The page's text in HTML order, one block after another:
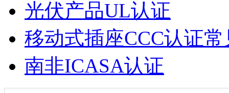
光伏产品UL认证
移动式插座CCC认证
南非ICASA认证